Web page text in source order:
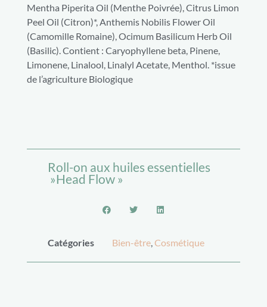
Mentha Piperita Oil (Menthe Poivrée), Citrus Limon
Peel Oil (Citron)*, Anthemis Nobilis Flower Oil
(Camomille Romaine), Ocimum Basilicum Herb Oil
(Basilic). Contient : Caryophyllene beta, Pinene,
Limonene, Linalool, Linalyl Acetate, Menthol. *issue
de l’agriculture Biologique
Roll-on aux huiles essentielles
»Head Flow »
Catégories Bien-être Cosmétique